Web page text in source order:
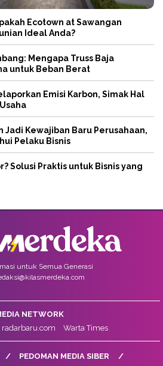
Ecotown at Sawangan
Ideal Anda?
Mengapa Truss Baja
untuk Beban Berat
Emisi Karbon, Simak Hal
Jadi Kewajiban Baru Perusahaan,
Pelaku Bisnis
Solusi Praktis untuk Bisnis yang
untuk Semua Generasi
NETWORK
radarbaru.com Warta Times
PEDOMAN MEDIA SIBER